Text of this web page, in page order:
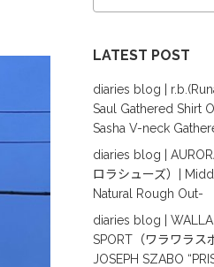
LATEST POST
diaries blog |
Saul Gathered Shirt
Sasha V-neck
diaries blog |
ロラシューズ）|
Natural Rough Out-
diaries blog |
SPORT（ワラワラス
JOSEPH SZABO